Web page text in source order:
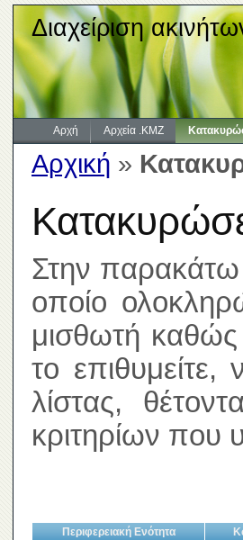
Διαχείριση
Αρχή Αρχεία .KMZ
Αρχική »
Στην παρακάτω
οποίο
μισθωτή
το
λίστας,
κριτηρίων που
Περιφερειακή Ενότητα